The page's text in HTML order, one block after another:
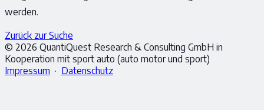
werden.
Zurück zur Suche
© 2026 QuantiQuest Research & Consulting GmbH in
Kooperation mit sport auto (auto motor und sport)
Impressum · Datenschutz